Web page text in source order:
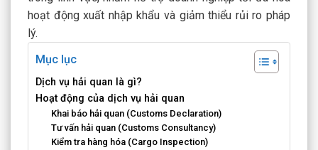
hoạt động xuất nhập khẩu và giảm thiểu rủi ro pháp
lý.
Mục lục
Dịch vụ hải quan là gì?
Hoạt động của dịch vụ hải quan
Khai báo hải quan (Customs Declaration)
Tư vấn hải quan (Customs Consultancy)
Kiểm tra hàng hóa (Cargo Inspection)